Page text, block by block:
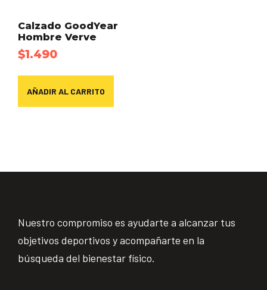
Calzado GoodYear
Hombre Verve
$1.490
AÑADIR AL CARRITO
Nuestro compromiso es ayudarte a alcanzar tus
objetivos deportivos y acompañarte en la
búsqueda del bienestar físico.